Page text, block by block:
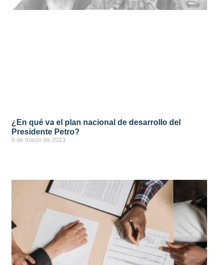
¿En qué va el plan nacional de desarrollo del
Presidente Petro?
9 de marzo de 2023